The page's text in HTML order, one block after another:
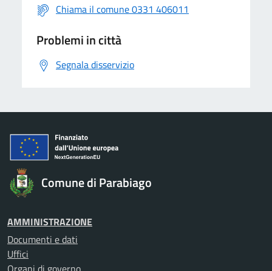
Chiama il comune 0331 406011
Problemi in città
Segnala disservizio
Comune di Parabiago
AMMINISTRAZIONE
Documenti e dati
Uffici